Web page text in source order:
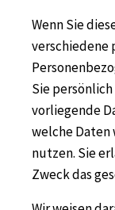
Wenn Sie
verschiedene
Sie
vorliegende
welche Daten
nutzen. Sie
Zweck das